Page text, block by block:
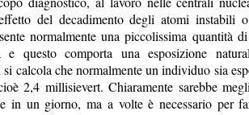
del decadimento degli atomi instabili
normalmente una piccolissima quantità
questo comporta una esposizione
calcola che normalmente un individuo sia
2,4 millisievert. Chiaramente sarebbe
in un giorno, ma a volte è necessario per